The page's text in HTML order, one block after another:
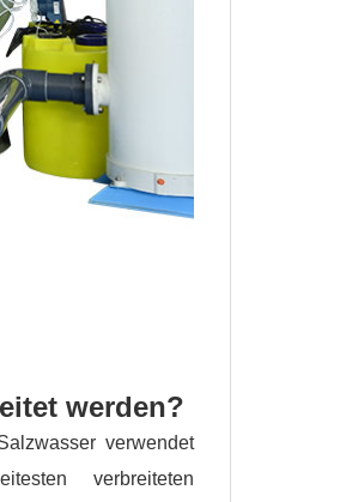
werden?
verwendet
verbreiteten